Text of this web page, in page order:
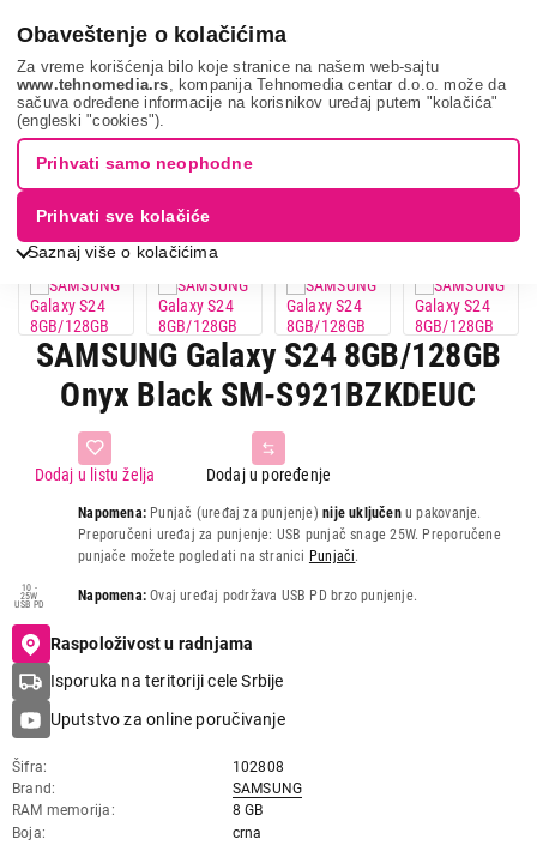
Obaveštenje o kolačićima
Za vreme korišćenja bilo koje stranice na našem web-sajtu
www.tehnomedia.rs , kompanija Tehnomedia centar d.o.o. može da
sačuva određene informacije na korisnikov uređaj putem "kolačića"
(engleski "cookies").
Saznaj više o kolačićima
Prihvati samo neophodne
Prihvati sve kolačiće
Samsung galaxy ...
SAMSUNG Galaxy S24 8GB/128GB
Onyx Black SM-S921BZKDEUC
Dodaj u poređenje
Dodaj u listu želja
Napomena: Punjač (uređaj za punjenje)nije uključenu pakovanje.
Preporučeni uređaj za punjenje: USB punjač snage 25W. Preporučene
punjače možete pogledati na stranici Punjači.
10 -
25W
USB PD Napomena: Ovaj uređaj podržava USB PD brzo punjenje.
Raspoloživost u radnjama
Isporuka na teritoriji cele Srbije
Uputstvo za online poručivanje
Šifra
102808
Brand
SAMSUNG
RAM memorija
8 GB
Boja
crna